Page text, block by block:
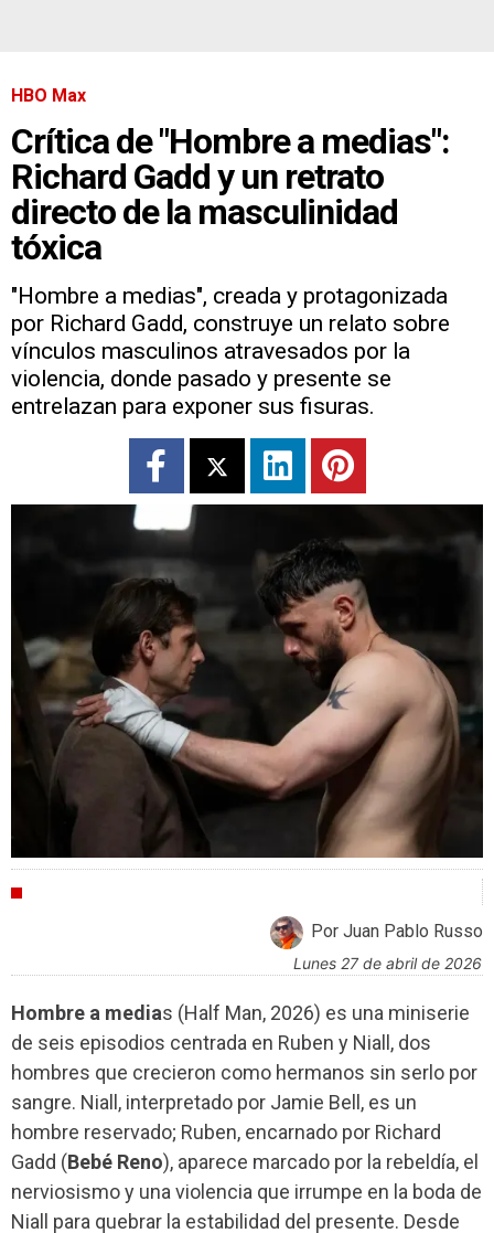
HBO Max
Crítica de "Hombre a medias":
Richard Gadd y un retrato
directo de la masculinidad
tóxica
"Hombre a medias", creada y protagonizada
por Richard Gadd, construye un relato sobre
vínculos masculinos atravesados por la
violencia, donde pasado y presente se
entrelazan para exponer sus fisuras.
Por Juan Pablo Russo
lunes 27 de abril de 2026
Hombre a medias (Half Man, 2026) es una miniserie
de seis episodios centrada en Ruben y Niall, dos
hombres que crecieron como hermanos sin serlo por
sangre. Niall, interpretado por Jamie Bell, es un
hombre reservado; Ruben, encarnado por Richard
Gadd (Bebé Reno), aparece marcado por la rebeldía, el
nerviosismo y una violencia que irrumpe en la boda de
Niall para quebrar la estabilidad del presente. Desde